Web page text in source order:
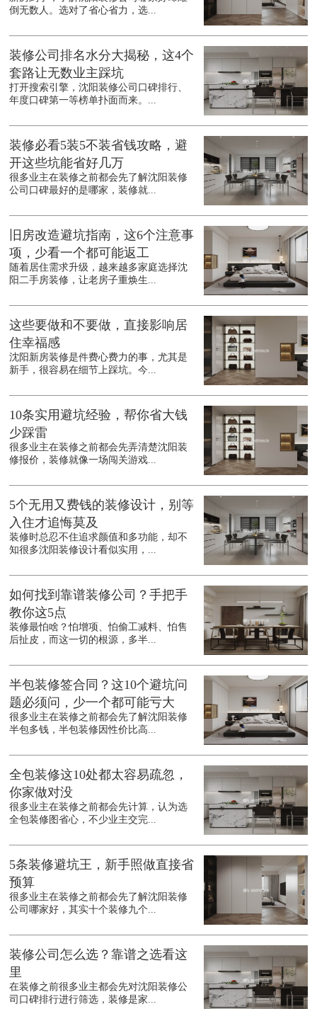
倒无数人。选对了省心省力，选...
装修公司排名水分大揭秘，这4个
套路让无数业主踩坑
打开搜索引擎，沈阳装修公司口碑排行、
年度口碑第一等榜单扑面而来。...
装修必看5装5不装省钱攻略，避
开这些坑能省好几万
很多业主在装修之前都会先了解沈阳装修
公司口碑最好的是哪家，装修就...
旧房改造避坑指南，这6个注意事
项，少看一个都可能返工
随着居住需求升级，越来越多家庭选择沈
阳二手房装修，让老房子重焕生...
这些要做和不要做，直接影响居
住幸福感
沈阳新房装修是件费心费力的事，尤其是
新手，很容易在细节上踩坑。今...
10条实用避坑经验，帮你省大钱
少踩雷
很多业主在装修之前都会先弄清楚沈阳装
修报价，装修就像一场闯关游戏...
5个无用又费钱的装修设计，别等
入住才追悔莫及
装修时总忍不住追求颜值和多功能，却不
知很多沈阳装修设计看似实用，...
如何找到靠谱装修公司？手把手
教你这5点
装修最怕啥？怕增项、怕偷工减料、怕售
后扯皮，而这一切的根源，多半...
半包装修签合同？这10个避坑问
题必须问，少一个都可能亏大
很多业主在装修之前都会先了解沈阳装修
半包多钱，半包装修因性价比高...
全包装修这10处都太容易疏忽，
你家做对没
很多业主在装修之前都会先计算，认为选
全包装修图省心，不少业主交完...
5条装修避坑王，新手照做直接省
预算
很多业主在装修之前都会先了解沈阳装修
公司哪家好，其实十个装修九个...
装修公司怎么选？靠谱之选看这
里
在装修之前很多业主都会先对沈阳装修公
司口碑排行进行筛选，装修是家...